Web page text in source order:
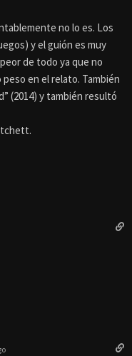
no lo es. Los
y el guión es muy
de todo ya que no
en el relato. También
(2014) y también resultó